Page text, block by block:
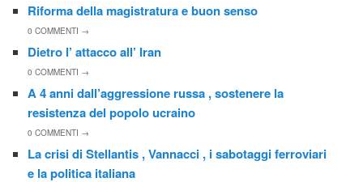
Riforma della magistratura e buon senso
0COMMENTI →
Dietro l’ attacco all’ Iran
0COMMENTI →
A 4 anni dall’aggressione russa , sostenere la
resistenza del popolo ucraino
0COMMENTI →
La crisi di Stellantis , Vannacci , i sabotaggi ferroviari
e la politica italiana